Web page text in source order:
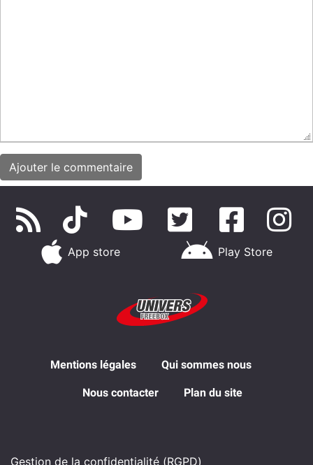
App store Play Store
Mentions légales Qui sommes nous
Nous contacter Plan du site
Gestion de la confidentialité (RGPD)